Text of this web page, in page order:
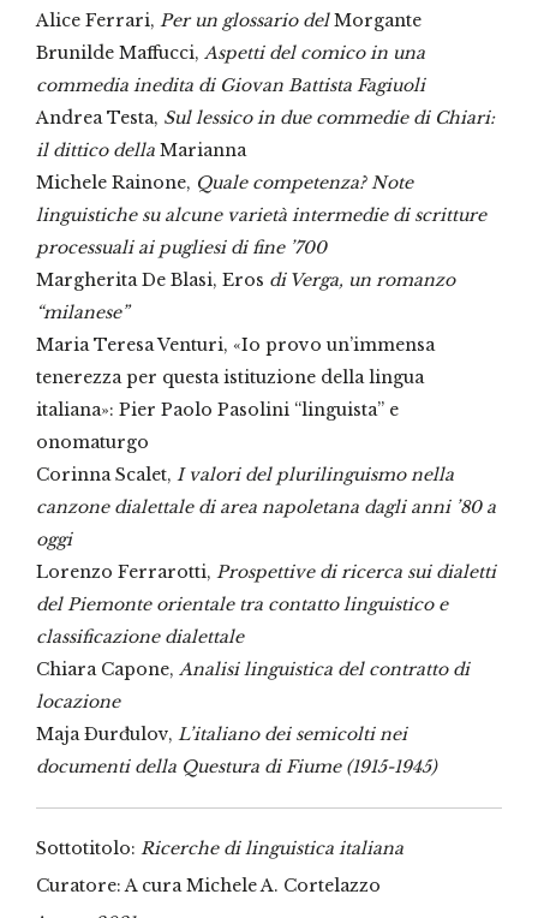
Alice Ferrari, Per un glossario delMorgante
Brunilde Maffucci, Aspetti del comico in una
commedia inedita di Giovan Battista Fagiuoli
Andrea Testa, Sul lessico in due commedie di Chiari:
il dittico della Marianna
Michele Rainone, Quale competenza? Note
linguistiche su alcune varietà intermedie di scritture
processuali ai pugliesi di fine ’700
Margherita De Blasi, Eros di Verga, un romanzo
“milanese”
Maria Teresa Venturi, «Io provo un’immensa
tenerezza per questa istituzione della lingua
italiana»: Pier Paolo Pasolini “linguista” e
onomaturgo
Corinna Scalet, I valori del plurilinguismo nella
canzone dialettale di area napoletana dagli anni ’80 a
oggi
Lorenzo Ferrarotti, Prospettive di ricerca sui dialetti
del Piemonte orientale tra contatto linguistico e
classificazione dialettale
Chiara Capone, Analisi linguistica del contratto di
locazione
Maja Ðurđulov, L’italiano dei semicolti nei
documenti della Questura di Fiume (1915-1945)
Sottotitolo: Ricerche di linguistica italiana
Curatore: A cura Michele A. Cortelazzo